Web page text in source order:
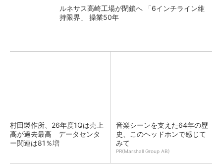
ルネサス高崎工場が閉鎖へ 「6インチライン維
持限界」 操業50年
村田製作所、26年度1Qは売上
高が過去最高 データセンタ
ー関連は81％増
音楽シーンを支えた64年の歴
史、このヘッドホンで感じて
みて
PR(Marshall Group AB)